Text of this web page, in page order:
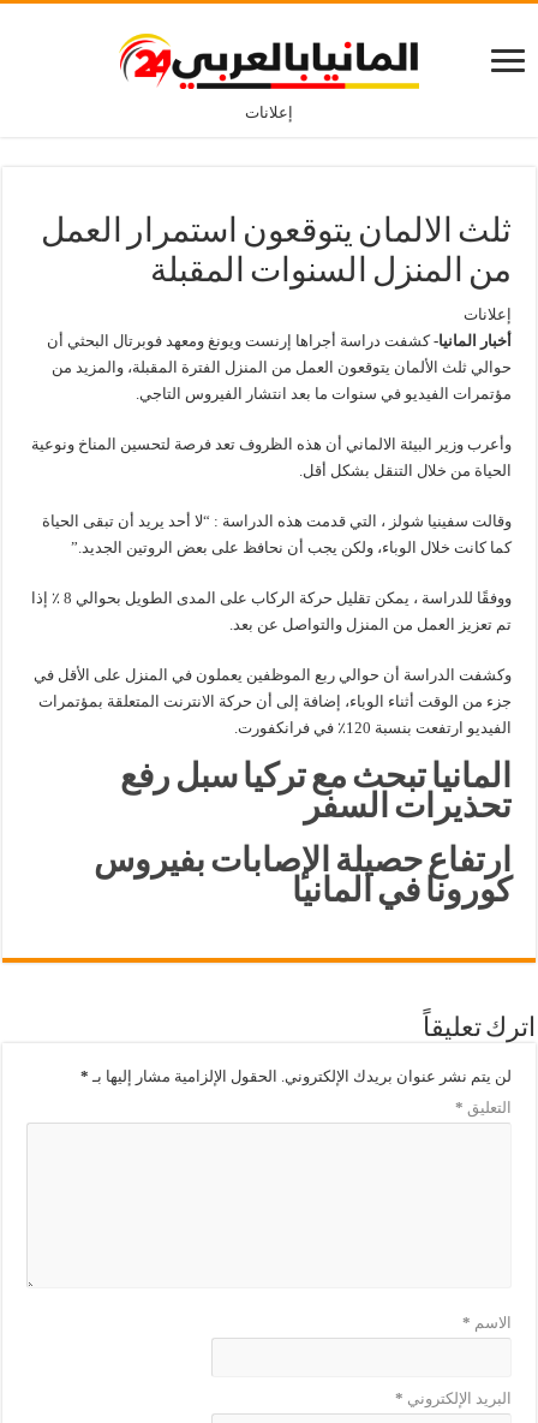
إعلانات
ثلث الالمان يتوقعون استمرار العمل
من المنزل السنوات المقبلة
إعلانات
أخبار المانيا-كشفت دراسة أجراها إرنست ويونغ ومعهد فوبرتال البحثي أن
حوالي ثلث الألمان يتوقعون العمل من المنزل الفترة المقبلة، والمزيد من
مؤتمرات الفيديو في سنوات ما بعد انتشار الفيروس التاجي.
وأعرب وزير البيئة الالماني أن هذه الظروف تعد فرصة لتحسين المناخ ونوعية
الحياة من خلال التنقل بشكل أقل.
وقالت سفينيا شولز ، التي قدمت هذه الدراسة : “لا أحد يريد أن تبقى الحياة
كما كانت خلال الوباء، ولكن يجب أن نحافظ على بعض الروتين الجديد.”
ووفقًا للدراسة ، يمكن تقليل حركة الركاب على المدى الطويل بحوالي 8 ٪ إذا
تم تعزيز العمل من المنزل والتواصل عن بعد.
وكشفت الدراسة أن حوالي ربع الموظفين يعملون في المنزل على الأقل في
جزء من الوقت أثناء الوباء، إضافة إلى أن حركة الانترنت المتعلقة بمؤتمرات
الفيديو ارتفعت بنسبة 120٪ في فرانكفورت.
المانيا تبحث مع تركيا سبل رفع
تحذيرات السفر
ارتفاع حصيلة الإصابات بفيروس
كورونا في المانيا
اترك تعليقاً
لن يتم نشر عنوان بريدك الإلكتروني. الحقول الإلزامية مشار إليها بـ *
التعليق *
الاسم *
البريد الإلكتروني *